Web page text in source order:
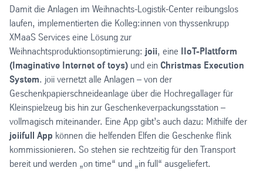
Damit die Anlagen im Weihnachts-Logistik-Center reibungslos
laufen, implementierten die Kolleg:innen von thyssenkrupp
XMaaS Services eine Lösung zur
Weihnachtsproduktionsoptimierung: joii, eine IIoT-Plattform
(Imaginative Internet of toys) und ein Christmas Execution
System. joii vernetzt alle Anlagen – von der
Geschenkpapierschneideanlage über die Hochregallager für
Kleinspielzeug bis hin zur Geschenkeverpackungsstation –
vollmagisch miteinander. Eine App gibt’s auch dazu: Mithilfe der
joiifull App können die helfenden Elfen die Geschenke flink
kommissionieren. So stehen sie rechtzeitig für den Transport
bereit und werden „on time“ und „in full“ ausgeliefert.